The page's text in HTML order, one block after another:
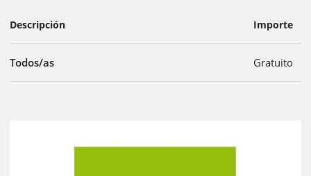
Descripción Importe
Todos/as Gratuito